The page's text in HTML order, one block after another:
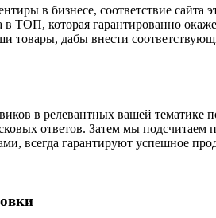
в бизнесе, соответствие
которая гарантированно
дабы внести
в релевантных вашей тематике
ответов. Затем мы
всегда гарантируют успешное